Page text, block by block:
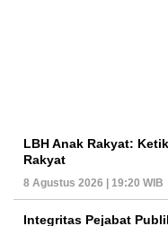
LBH Anak Rakyat:
Rakyat
8 Agustus 2026 | 19:20 WIB
Integritas Pejabat